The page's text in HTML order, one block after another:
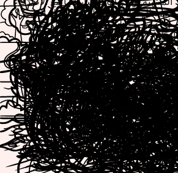
للهاتف المحمول أنه يمكنك اللعب
أي وقت—على هاتفك الذكي أو جهازك
الخاص بك.
سباق التنانين الشهيرة
برسومات وتصاميم معقدة
الإضاءة الزخرفية
الأسطورية
من الخيزران والطبيعة
الثقافية